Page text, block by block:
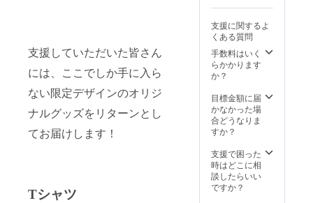
支援していただいた皆さん
には、ここでしか手に入ら
ない限定デザインのオリジ
ナルグッズをリターンとし
てお届けします！
Tシャツ
支援に関するよ
くある質問
手数料はいく
らかかります
か？
目標金額に届
かなかった場
合どうなりま
すか？
支援で困った
時はどこに相
談したらいい
ですか？